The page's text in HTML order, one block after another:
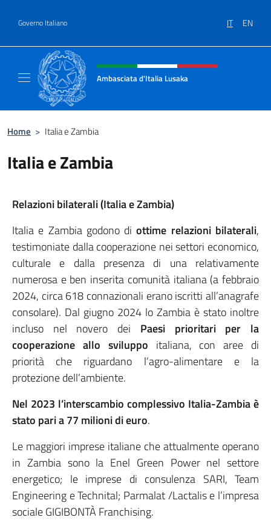
Governo Italiano IT EN
Intestazione sito, social e menù
Ambasciata d'Italia Lusaka
Home > Italia e Zambia
Italia e Zambia
Relazioni bilaterali (Italia e Zambia)
Italia e Zambia godono diottime relazioni bilaterali,
testimoniate dalla cooperazione nei settori economico,
culturale e dalla presenza di una relativamente
numerosa e ben inserita comunità italiana (a febbraio
2024, circa 618 connazionali erano iscritti all’anagrafe
consolare). Dal giugno 2024 lo Zambia è stato inoltre
incluso nel novero dei Paesi prioritari per la
cooperazione allo sviluppo italiana, con aree di
priorità che riguardano l’agro-alimentare e la
protezione dell’ambiente.
Nel 2023 l’interscambio complessivo Italia-Zambia è
stato pari a 77 milioni di euro.
Le maggiori imprese italiane che attualmente operano
in Zambia sono la Enel Green Power nel settore
energetico; le imprese di consulenza SARI, Team
Engineering e Technital; Parmalat /Lactalis e l’impresa
sociale GIGIBONTÀ Franchising.